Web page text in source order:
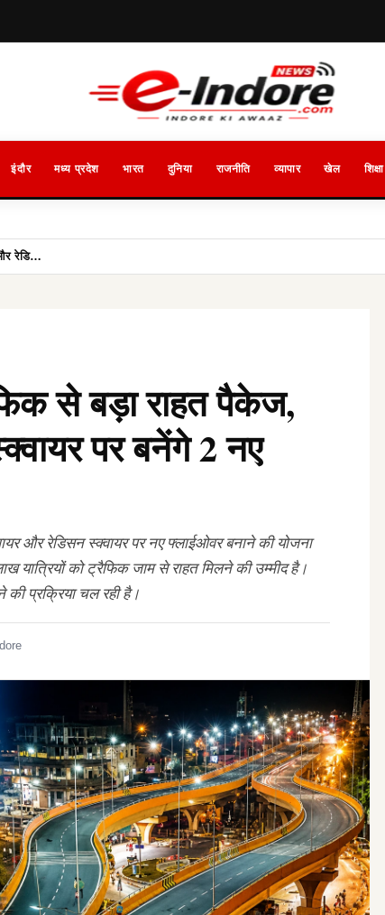
इंदौर मध्य प्रदेश भारत दुनिया राजनीति व्यापार खेल शिक्षा
रेडि…
से बड़ा राहत पैकेज,
पर बनेंगे 2 नए
और रेडिसन स्क्वायर पर नए फ्लाईओवर बनाने की योजना
यात्रियों को ट्रैफिक जाम से राहत मिलने की उम्मीद है।
की प्रक्रिया चल रही है।